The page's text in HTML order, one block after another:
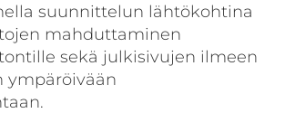
suunnittelun lähtökohtina
mahduttaminen
sekä julkisivujen ilmeen
ympäröivään